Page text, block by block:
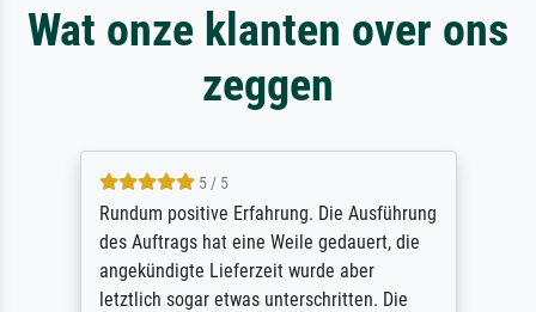
Wat onze klanten over ons
zeggen
5 / 5
Rundum positive Erfahrung. Die Ausführung
des Auftrags hat eine Weile gedauert, die
angekündigte Lieferzeit wurde aber
letztlich sogar etwas unterschritten. Die